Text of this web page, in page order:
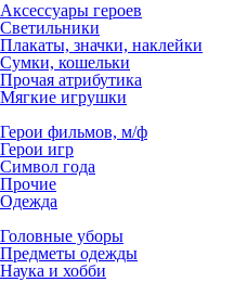
Аксессуары героев
Светильники
Плакаты, значки, наклейки
Сумки, кошельки
Прочая атрибутика
Мягкие игрушки
Герои фильмов, м/ф
Герои игр
Символ года
Прочие
Одежда
Головные уборы
Предметы одежды
Наука и хобби